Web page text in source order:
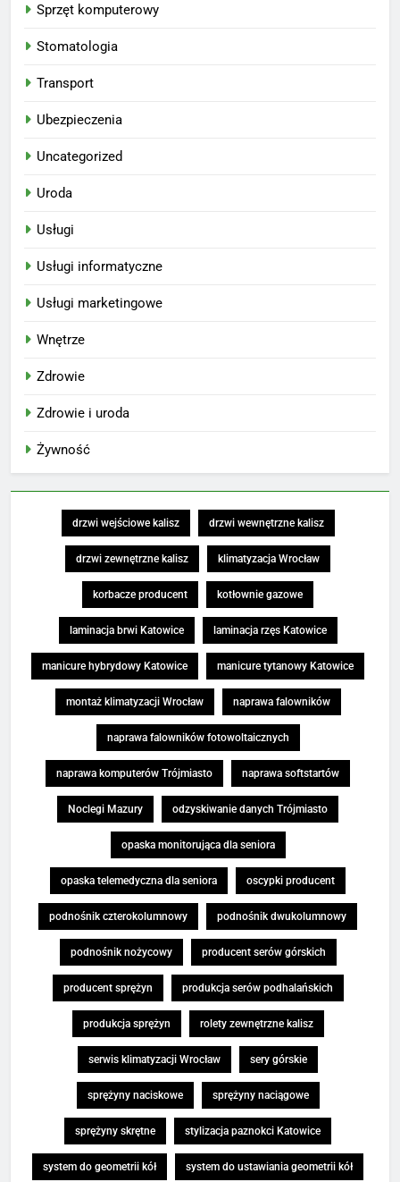
Sprzęt komputerowy
Stomatologia
Transport
Ubezpieczenia
Uncategorized
Uroda
Usługi
Usługi informatyczne
Usługi marketingowe
Wnętrze
Zdrowie
Zdrowie i uroda
Żywność
drzwi wejściowe kalisz drzwi wewnętrzne kalisz
drzwi zewnętrzne kalisz klimatyzacja Wrocław
korbacze producent kotłownie gazowe
laminacja brwi Katowice laminacja rzęs Katowice
manicure hybrydowy Katowice manicure tytanowy Katowice
montaż klimatyzacji Wrocław naprawa falowników
naprawa falowników fotowoltaicznych
naprawa komputerów Trójmiasto naprawa softstartów
Noclegi Mazury odzyskiwanie danych Trójmiasto
opaska monitorująca dla seniora
opaska telemedyczna dla seniora oscypki producent
podnośnik czterokolumnowy podnośnik dwukolumnowy
podnośnik nożycowy producent serów górskich
producent sprężyn produkcja serów podhalańskich
produkcja sprężyn rolety zewnętrzne kalisz
serwis klimatyzacji Wrocław sery górskie
sprężyny naciskowe sprężyny naciągowe
sprężyny skrętne stylizacja paznokci Katowice
system do geometrii kół system do ustawiania geometrii kół